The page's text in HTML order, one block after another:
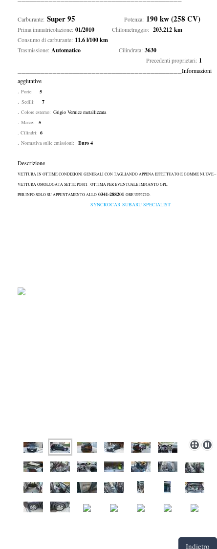
Carburante: Super 95 Potenza: 190 kw (258 CV)
Prima immatricolazione:01/2010 Chilometraggio:203.212 km
Consumo di carburante: 11.6 l/100 km
Trasmissione: Automatico Cilindrata:3630
Precedenti proprietari: 1
__________________________________________Informazioni
aggiuntive
.Porte: 5
. Sedili: 7
.Colore esterno: Grigio Vernice metallizzata
.Marce:
5
. Cilindri: 6
.Normativa sulle emissioni: Euro 4
Descrizione
VETTURA IN OTTIME CONDIZIONI GENERALI CON TAGLIANDO APPENA EFFETTUATO E GOMME NUOVE--
VETTURA OMOLOGATA SETTE POSTI--OTTIMA PER EVENTUALE IMPIANTO GPL.
PER INFO SOLO SU APPUNTAMENTO ALLO0341-288201 ORE UFFICIO.
SYNCROCAR SUBARU SPECIALIST
Indietro